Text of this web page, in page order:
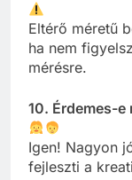
Eltérő méretű
ha nem
mérésre.
10. Érdemes-e
Igen! Nagyon
fejleszti a